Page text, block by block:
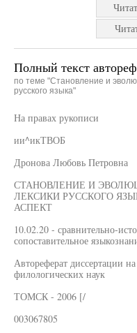
Полный текст
по теме "Становление и
русского языка"
На правах рукописи
ии^икТВОБ
Дронова Любовь Петровна
СТАНОВЛЕНИЕ И
ЛЕКСИКИ РУССКОГО
АСПЕКТ
10.02.20 - сравнительно-
сопоставительное
Автореферат диссертации
филологических наук
ТОМСК - 2006 [/
003067805